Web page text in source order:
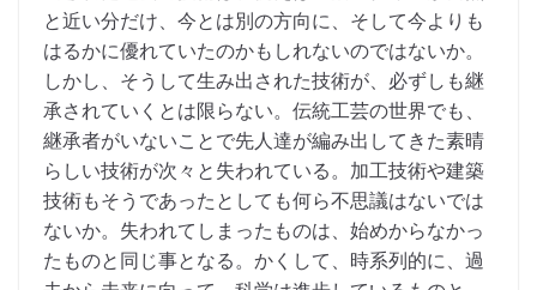
と近い分だけ、今とは別の方向に、そして今よりも
はるかに優れていたのかもしれないのではないか。
しかし、そうして生み出された技術が、必ずしも継
承されていくとは限らない。伝統工芸の世界でも、
継承者がいないことで先人達が編み出してきた素晴
らしい技術が次々と失われている。加工技術や建築
技術もそうであったとしても何ら不思議はないでは
ないか。失われてしまったものは、始めからなかっ
たものと同じ事となる。かくして、時系列的に、過